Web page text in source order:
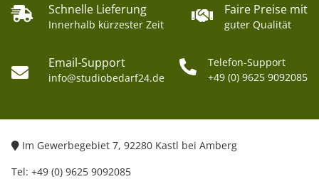
Schnelle Lieferung
Innerhalb kürzester Zeit
Faire Preise mit
guter Qualität
Email-Support
info@studiobedarf24.de
Telefon-Support
+49 (0) 9625 9092085
Im Gewerbegebiet 7, 92280 Kastl bei Amberg
Tel: +49 (0) 9625 9092085